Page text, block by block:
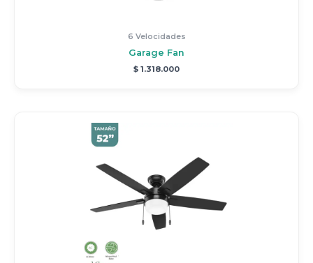
6 Velocidades
Garage Fan
$ 1.318.000